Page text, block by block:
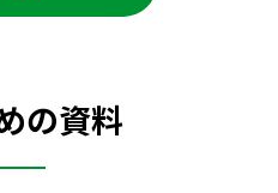
の資料